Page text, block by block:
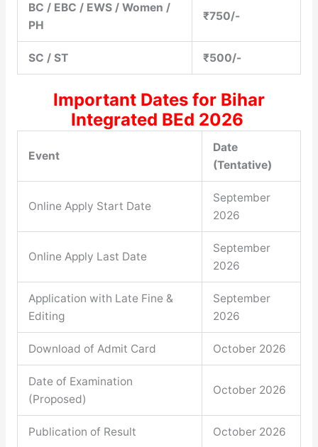
BC / EBC / EWS / Women /
PH
₹750/-
SC / ST ₹500/-
Important Dates for Bihar
Integrated BEd 2026
Event
Date
(Tentative)
Online Apply Start Date
September
2026
Online Apply Last Date
September
2026
Application with Late Fine &
Editing
September
2026
Download of Admit Card October 2026
Date of Examination
(Proposed)
October 2026
Publication of Result October 2026